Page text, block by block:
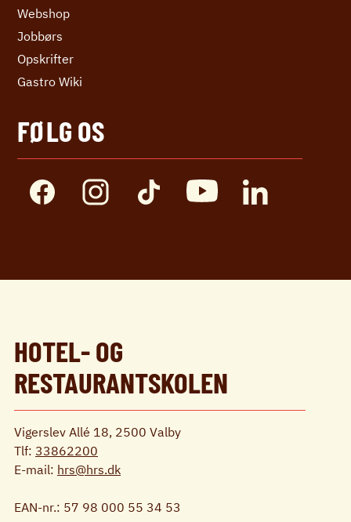
Webshop
Jobbørs
Opskrifter
Gastro Wiki
FØLG OS
HOTEL- OG
RESTAURANTSKOLEN
Vigerslev Allé 18, 2500 Valby
Tlf: 33862200
E-mail: hrs@hrs.dk
EAN-nr.: 57 98 000 55 34 53